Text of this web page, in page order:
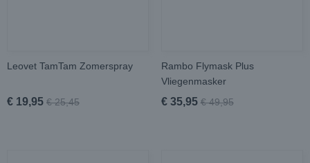
Leovet TamTam Zomerspray
€ 19,95 € 25,45
Rambo Flymask Plus
Vliegenmasker
€ 35,95 € 49,95